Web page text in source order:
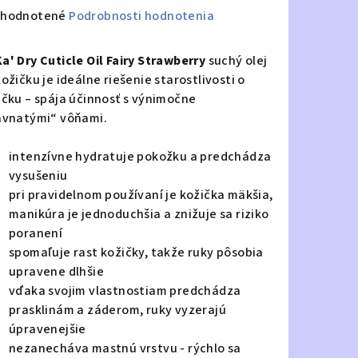
Podrobnosti hodnotenia
Dry Cuticle Oil Fairy Strawberrysuchý olej
je ideálne riešenie starostlivosti o
– spája účinnosť s výnimočne
vôňami.
intenzívne hydratuje pokožku a predchádza
vysušeniu
pri pravidelnom používaní je kožička mäkšia,
manikúra je jednoduchšia a znižuje sa riziko
poranení
spomaľuje rast kožičky, takže ruky pôsobia
upravene dlhšie
vďaka svojim vlastnostiam predchádza
prasklinám a záderom, ruky vyzerajú
úpravenejšie
nezanecháva mastnú vrstvu - rýchlo sa